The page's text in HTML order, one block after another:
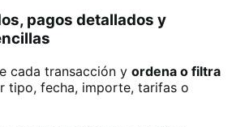
pagos detallados y
cada transacción y ordena o filtra
tipo, fecha, importe, tarifas o